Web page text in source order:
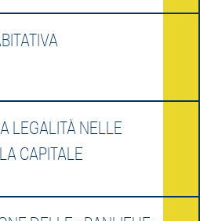
LEGALITÀ NELLE
CAPITALE